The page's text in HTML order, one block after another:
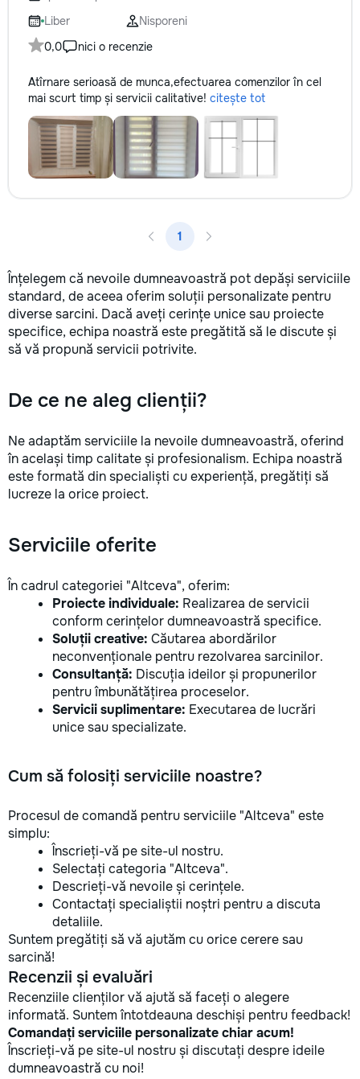
apartamentul
pentru locuit –
fără deșeuri de
categoria
porțelanată – de
la 2 500–7 000+
extensibil – de la
Calitatea noastră
dumneavoastră!
interiorul cât mai
| Telegram
consultații și
gratuit
Soluții pentru orice
Liber
Nisporeni
0,0
nici o recenzie
Atîrnare serioasă de munca,efectuarea comenzilor în cel
mai scurt timp și servicii calitative! citește tot
1
Înțelegem că nevoile dumneavoastră pot depăși serviciile
standard, de aceea oferim soluții personalizate pentru
diverse sarcini. Dacă aveți cerințe unice sau proiecte
specifice, echipa noastră este pregătită să le discute și
să vă propună servicii potrivite.
De ce ne aleg clienții?
Ne adaptăm serviciile la nevoile dumneavoastră, oferind
în același timp calitate și profesionalism. Echipa noastră
este formată din specialiști cu experiență, pregătiți să
lucreze la orice proiect.
Serviciile oferite
În cadrul categoriei "Altceva", oferim:
Proiecte individuale: Realizarea de servicii
conform cerințelor dumneavoastră specifice.
Soluții creative: Căutarea abordărilor
neconvenționale pentru rezolvarea sarcinilor.
Consultanță: Discuția ideilor și propunerilor
pentru îmbunătățirea proceselor.
Servicii suplimentare: Executarea de lucrări
unice sau specializate.
Cum să folosiți serviciile noastre?
Procesul de comandă pentru serviciile "Altceva" este
simplu:
Înscrieți-vă pe site-ul nostru.
Selectați categoria "Altceva".
Descrieți-vă nevoile și cerințele.
Contactați specialiștii noștri pentru a discuta
detaliile.
Suntem pregătiți să vă ajutăm cu orice cerere sau
sarcină!
Recenzii și evaluări
Recenziile clienților vă ajută să faceți o alegere
informată. Suntem întotdeauna deschiși pentru feedback!
Comandați serviciile personalizate chiar acum!
Înscrieți-vă pe site-ul nostru și discutați despre ideile
dumneavoastră cu noi!